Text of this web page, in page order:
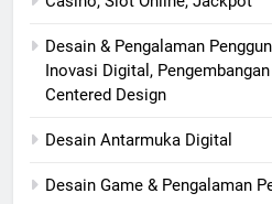
Desain & Pengalaman
Inovasi Digital,
Centered Design
Desain Antarmuka Digital
Desain Game & Pengalaman